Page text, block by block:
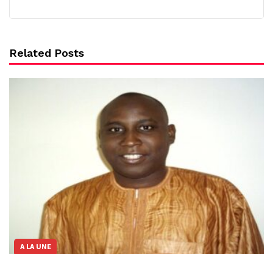
Related Posts
A LA UNE